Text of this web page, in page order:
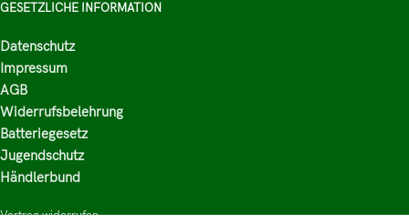
GESETZLICHE INFORMATION
Datenschutz
Impressum
AGB
Widerrufsbelehrung
Batteriegesetz
Jugendschutz
Händlerbund
Vertrag widerrufen